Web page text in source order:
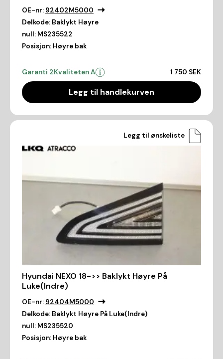
OE-nr: 92402M5000
Delkode: Baklykt Høyre
null: MS235522
Posisjon: Høyre bak
Garanti 2Kvaliteten A 1 750 SEK
Legg til handlekurven
Legg til ønskeliste
Hyundai NEXO 18->> Baklykt Høyre På
Luke(Indre)
OE-nr: 92404M5000
Delkode: Baklykt Høyre På Luke(Indre)
null: MS235520
Posisjon: Høyre bak